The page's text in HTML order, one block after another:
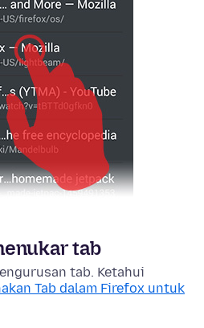
tab
tab. Ketahui
Tab dalam Firefox untuk